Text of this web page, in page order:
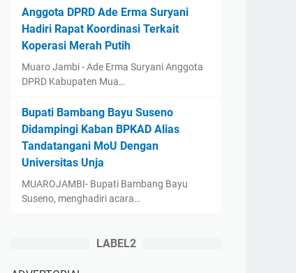
Anggota DPRD Ade Erma Suryani
Hadiri Rapat Koordinasi Terkait
Koperasi Merah Putih
Muaro Jambi - Ade Erma Suryani Anggota
DPRD Kabupaten Mua…
‎Bupati Bambang Bayu Suseno
Didampingi Kaban BPKAD Alias
Tandatangani MoU Dengan
Universitas Unja ‎ ‎
‎MUAROJAMBI- Bupati Bambang Bayu
Suseno, menghadiri acara…
LABEL2